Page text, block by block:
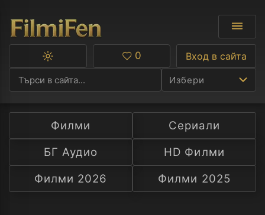
Избери
Ф
С
А
Превключване
тъмна
тема
Любими
0 Вход в сайта
Филми
Сериали
БГ Аудио
HD Филми
Филми 2026
Филми 2025